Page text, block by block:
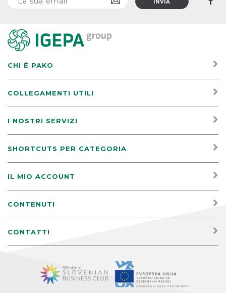
CHI É PAKO
COLLEGAMENTI UTILI
I NOSTRI SERVIZI
SHORTCUTS PER CATEGORIA
IL MIO ACCOUNT
CONTENUTI
CONTATTI